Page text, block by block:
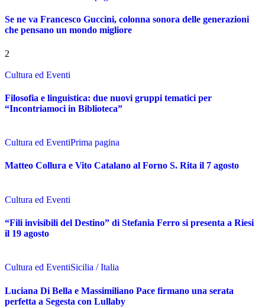
Se ne va Francesco Guccini, colonna sonora delle generazioni
che pensano un mondo migliore
2
Cultura ed Eventi
Filosofia e linguistica: due nuovi gruppi tematici per
“Incontriamoci in Biblioteca”
Cultura ed EventiPrima pagina
Matteo Collura e Vito Catalano al Forno S. Rita il 7 agosto
Cultura ed Eventi
“Fili invisibili del Destino” di Stefania Ferro si presenta a Riesi
il 19 agosto
Cultura ed EventiSicilia / Italia
Luciana Di Bella e Massimiliano Pace firmano una serata
perfetta a Segesta con Lullaby